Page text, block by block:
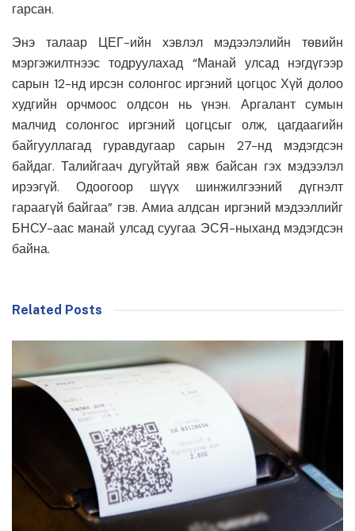
гарсан.
Энэ талаар ЦЕГ-ийн хэвлэл мэдээлэлийн төвийн
мэргэжилтнээс тодруулахад “Манай улсад нэгдүгээр
сарын 12-нд ирсэн солонгос иргэний цогцос Хүй долоо
худгийн орчмоос олдсон нь үнэн. Аргалант сумын
малчид солонгос иргэний цогцсыг олж, цагдаагийн
байгууллагад гуравдугаар сарын 27-нд мэдэгдсэн
байдаг. Талийгаач дугуйтай явж байсан гэх мэдээлэл
ирээгүй. Одоогоор шүүх шинжилгээний дүгнэлт
гараагүй байгаа” гэв. Амиа алдсан иргэний мэдээллийг
БНСУ-аас манай улсад суугаа ЭСЯ-ныханд мэдэгдсэн
байна.
Related Posts